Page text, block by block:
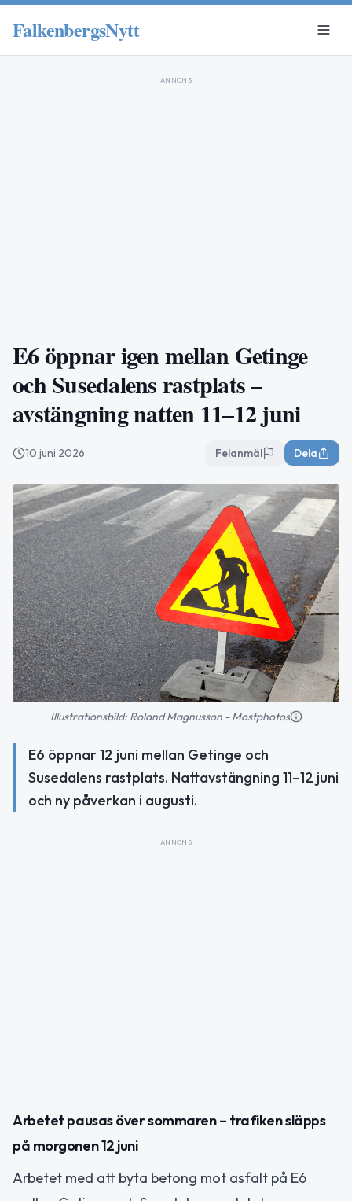
FalkenbergsNytt
ANNONS
E6 öppnar igen mellan Getinge
och Susedalens rastplats –
avstängning natten 11–12 juni
10 juni 2026 Felanmäl Dela
Illustrationsbild: Roland Magnusson - Mostphotos
E6 öppnar 12 juni mellan Getinge och
Susedalens rastplats. Nattavstängning 11–12 juni
och ny påverkan i augusti.
ANNONS
Arbetet pausas över sommaren – trafiken släpps
på morgonen 12 juni
Arbetet med att byta betong mot asfalt på E6